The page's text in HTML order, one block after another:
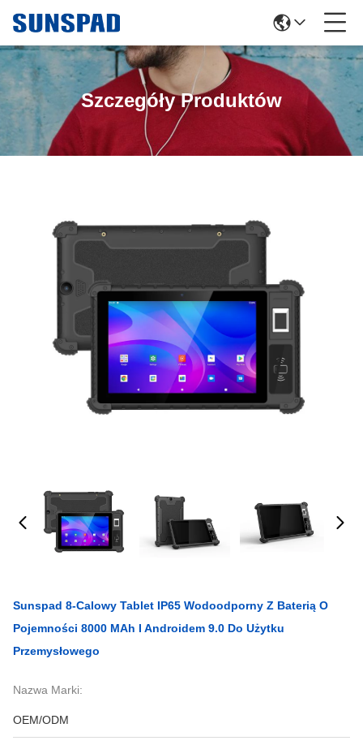
Szczegóły Produktów
Sunspad 8-Calowy Tablet IP65 Wodoodporny Z Baterią O
Pojemności 8000 MAh I Androidem 9.0 Do Użytku
Przemysłowego
Nazwa Marki:
OEM/ODM